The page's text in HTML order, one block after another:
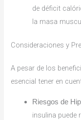
de déficit
la masa
Consideraciones y
A pesar de los
esencial tener en
Riesgos de
insulina puede